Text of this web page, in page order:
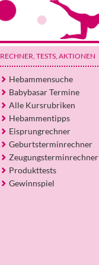
RECHNER, TESTS, AKTIONEN
Hebammensuche
Babybasar Termine
Alle Kursrubriken
Hebammentipps
Eisprungrechner
Geburtsterminrechner
Zeugungsterminrechner
Produkttests
Gewinnspiel